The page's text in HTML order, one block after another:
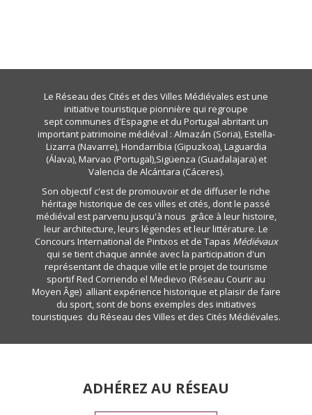
Le Réseau des Cités et des Villes Médiévales est une
initiative touristique pionnière qui regroupe
sept communes d'Espagne et du Portugal abritant un
important patrimoine médiéval : Almazán (Soria), Estella-
Lizarra (Navarre), Hondarribia (Gipuzkoa), Laguardia
(Álava), Marvao (Portugal),Sigüenza (Guadalajara) et
Valencia de Alcántara (Cáceres).
Son objectif c'est de promouvoir et de diffuser le riche
héritage historique de ces villes et cités, dont le passé
médiéval est parvenu jusqu'à nous grâce à leur histoire,
leur architecture, leurs légendes et leur littérature. Le
Concours International de Pintxos et de Tapas Médiévaux
qui se tient chaque année avec la participation d'un
représentant de chaque ville et le projet de tourisme
sportif Red Corriendo el Medievo (Réseau Courir au
Moyen Âge) alliant expérience historique et plaisir de faire
du sport, sont de bons exemples des initiatives
touristiques du Réseau des Villes et des Cités Médiévales.
ADHÉREZ AU RÉSEAU